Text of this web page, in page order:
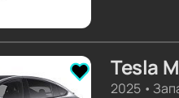
Tesla
2025•